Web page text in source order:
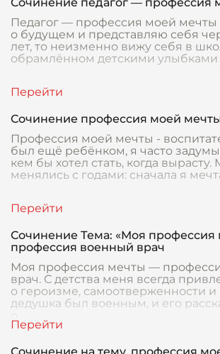
Педагог — профессия моей мечты
о будущем и представляю себя
лет, то неизменно вижу себя в
обрамлённом детскими
Сочинение профессия моей мечты
Профессия моей мечты -
был ещё ребёнком, я часто
кем бы хотел стать, когда
менялись с годами: сначала я
Сочинение Тема: «Моя
профессия военный врач
Моя профессия мечты —
врач. С детства меня всегда
о героизме, самоотверженности
дедушка был военным, и его